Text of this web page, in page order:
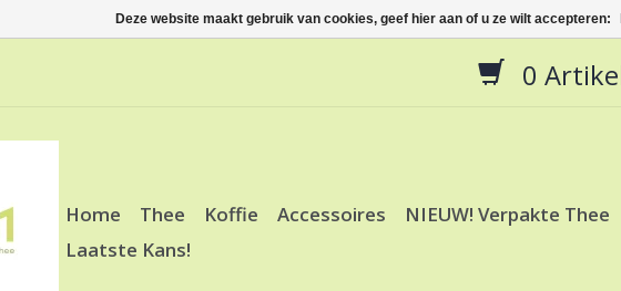
0
Home Thee Koffie Accessoires NIEUW! Verpakte Thee
Laatste Kans!
Deze website maakt gebruik van cookies, geef hier aan of u ze wilt accepteren: